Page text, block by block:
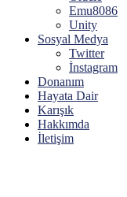
Emu8086
Unity
Sosyal Medya
Twitter
İnstagram
Donanım
Hayata Dair
Karışık
Hakkımda
İletişim